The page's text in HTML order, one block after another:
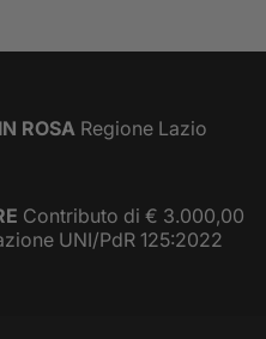
ROSA Regione Lazio
Contributo di € 3.000,00
UNI/PdR 125:2022